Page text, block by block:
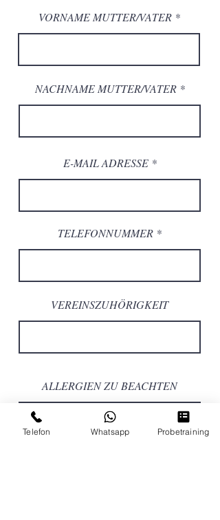
VORNAME MUTTER/VATER
NACHNAME MUTTER/VATER
E-MAIL ADRESSE
TELEFONNUMMER
VEREINSZUHÖRIGKEIT
ALLERGIEN ZU BEACHTEN
Telefon Whatsapp Probetraining